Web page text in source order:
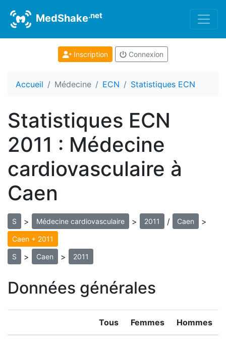
MedShake.net
Inscription Connexion
Accueil Médecine ECN Statistiques ECN
Statistiques ECN
2011 : Médecine
cardiovasculaire à
Caen
S > Médecine cardiovasculaire > 2011 / Caen >
Caen + 2011
S > Caen > 2011
Données générales
Tous Femmes Hommes